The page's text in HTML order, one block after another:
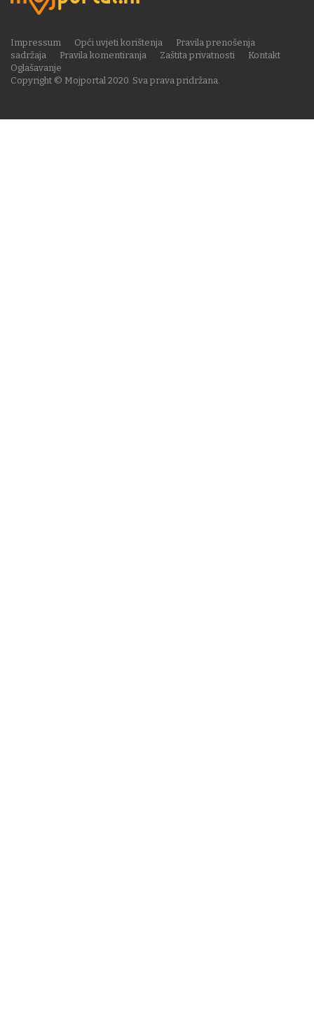
Copyright © Mojportal 2020. Sva prava pridržana.
Impressum Opći uvjeti korištenja
Pravila prenošenja
sadržaja
Pravila komentiranja Zaštita privatnosti
Kontakt
Oglašavanje